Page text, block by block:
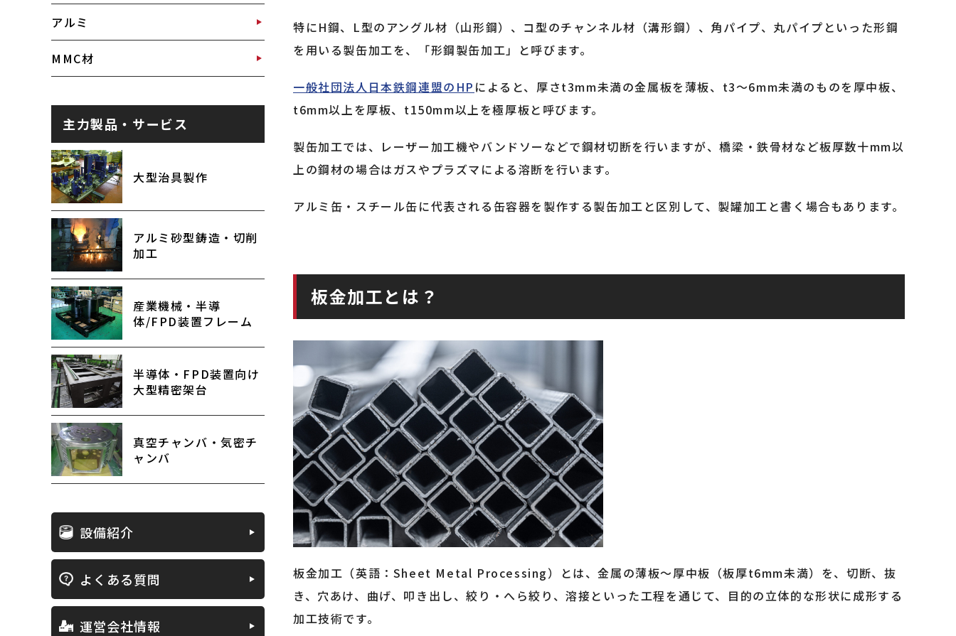
特にH鋼、L型のアングル材（山形鋼）、コ型のチャンネル材（溝形鋼）、角パイプ、丸パイプといった形鋼
を用いる製缶加工を、「形鋼製缶加工」と呼びます。
一般社団法人日本鉄鋼連盟のHP によると、厚さt3mm未満の金属板を薄板、t3～6mm未満のものを厚中板、
t6mm以上を厚板、t150mm以上を極厚板と呼びます。
製缶加工では、レーザー加工機やバンドソーなどで鋼材切断を行いますが、橋梁・鉄骨材など板厚数十mm以
上の鋼材の場合はガスやプラズマによる溶断を行います。
アルミ缶・スチール缶に代表される缶容器を製作する製缶加工と区別して、製罐加工と書く場合もあります。
板金加工とは？
板金加工（英語：Sheet Metal Processing）とは、金属の薄板～厚中板（板厚t6mm未満）を、切断、抜
き、穴あけ、曲げ、叩き出し、絞り・へら絞り、溶接といった工程を通じて、目的の立体的な形状に成形する
加工技術です。
アルミ
MMC材
主力製品・サービス
大型治具製作
アルミ砂型鋳造・切削
加工
産業機械・半導
体/FPD装置フレーム
半導体・FPD装置向け
大型精密架台
真空チャンバ・気密チ
ャンバ
設備紹介
よくある質問
運営会社情報